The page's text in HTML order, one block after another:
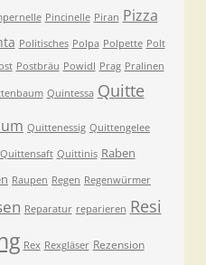
Pincinelle Piran Pizza
Politisches Polpa Polpette Polt
Postbräu Powidl Prag Pralinen
Quintessa Quitte
Quittenessig Quittengelee
Quittensaft Quittinis Raben
Raupen Regen Regenwürmer
Reparatur reparieren Resi
Rex Rexgläser Rezension